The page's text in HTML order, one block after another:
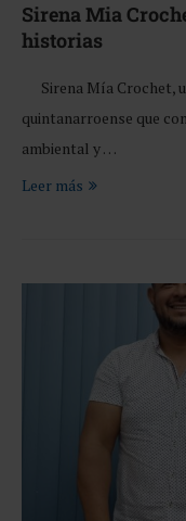
Sirena Mia
historias
Sirena Mía Crochet,
quintanarroense que
ambiental y …
Leer más